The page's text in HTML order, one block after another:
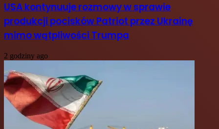
USA kontynuuje rozmowy w sprawie
produkcji pocisków Patriot przez Ukrainę
mimo wątpliwości Trumpa
2 godziny ago